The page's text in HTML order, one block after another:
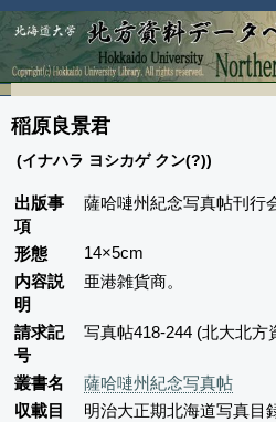
稲原良景君
(イナハラ ヨシカゲ クン(?))
出版事
項
薩哈嗹州紀念写真帖刊行
形態
14×5cm
内容説
明
亜港雑貨商。
請求記
号
写真帖418-244 (北大北方
叢書名
薩哈嗹州紀念写真帖
収載目
明治大正期北海道写真目